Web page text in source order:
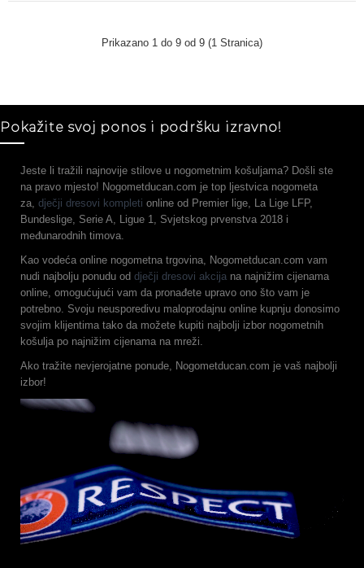
Prikazano 1 do 9 od 9 (1 Stranica)
Pokažite svoj ponos i podršku izravno!
Jeste li tražili najnovije stilove u nogometnim košuljama? Došli ste
na pravo mjesto! Nogometducan.com je top ljestvica nogometa
za, dječji dresovi kompleti online od Premier lige, La Lige LFP,
Bundeslige, Serie A, Ligue 1, Svjetskog prvenstva 2018 i
međunarodnih timova.
Kao vodeća online nogometna trgovina, Nogometducan.com vam
nudi najbolju ponudu od dječji dresovi akcija na najnižim cijenama
online, omogućujući vam da pronađete upravo ono što vam je
potrebno. Svoju neusporedivu maloprodajnu online kupnju donosimo
svojim klijentima tako da možete kupiti najbolji izbor nogometnih
košulja po najnižim cijenama na mreži.
Ako tražite nevjerojatne ponude, Nogometducan.com je vaš najbolji
izbor!